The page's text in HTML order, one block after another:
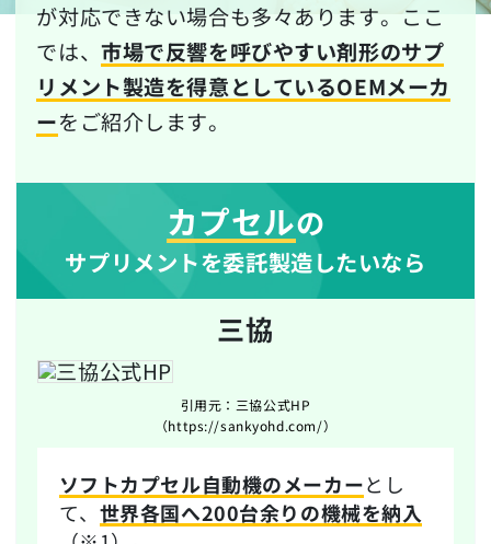
が対応できない場合も多々あります。ここ
では、市場で反響を呼びやすい剤形のサプ
リメント製造を得意としているOEMメーカ
ーをご紹介します。
カプセルの
サプリメントを委託製造したいなら
三協
引用元：三協公式HP
（https://sankyohd.com/）
ソフトカプセル自動機のメーカーとし
て、 世界各国へ200台余りの機械を納入